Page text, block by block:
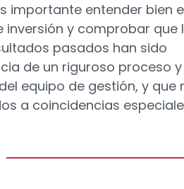
importante entender bien
inversión y comprobar que
pasados han sido
de un riguroso proceso
equipo de gestión, y que
a coincidencias